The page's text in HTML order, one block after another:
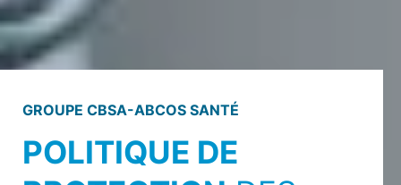
GROUPE CBSA-ABCOS SANTÉ
POLITIQUE DE